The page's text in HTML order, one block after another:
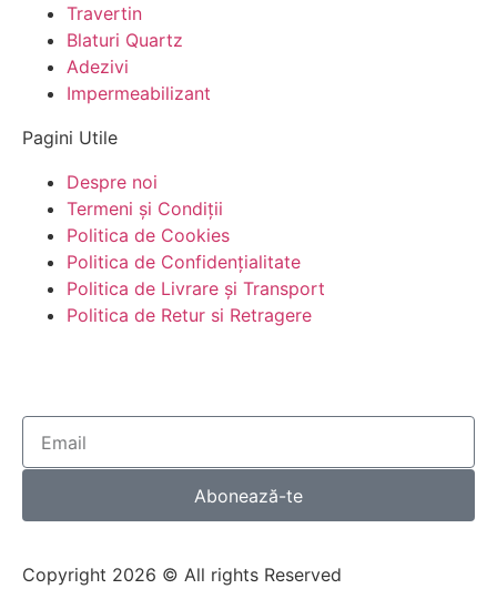
Travertin
Blaturi Quartz
Adezivi
Impermeabilizant
Pagini Utile
Despre noi
Termeni și Condiții
Politica de Cookies
Politica de Confidențialitate
Politica de Livrare și Transport
Politica de Retur si Retragere
Abonează-te
Copyright 2026 © All rights Reserved